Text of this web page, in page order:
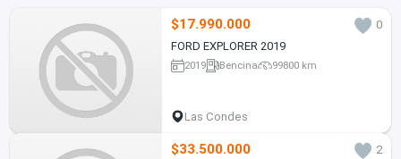
$17.990.000
0
FORD EXPLORER 2019
2019 Bencina 99800 km
Las Condes
$33.500.000
2